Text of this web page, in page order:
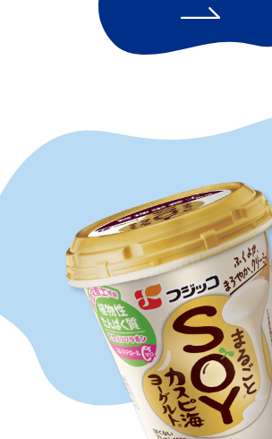
PRODUCTS
販売店舗のご案内
ニュース＆トピックス
NEWS & TOPICS
「手づくりカスピ海ヨーグルト」
応援サポート
CHEER SUPPORT CREW